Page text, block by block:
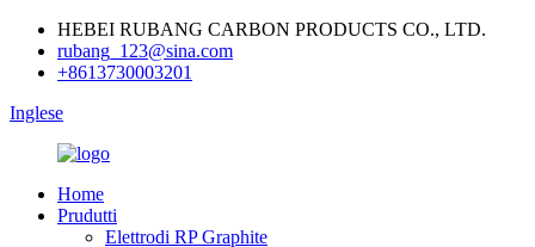
HEBEI RUBANG CARBON PRODUCTS CO., LTD.
rubang_123@sina.com
+8613730003201
Inglese
Home
Prudutti
Elettrodi RP Graphite